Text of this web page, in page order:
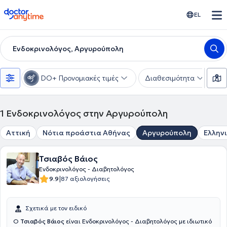
doctoranytime EL
Ενδοκρινολόγος, Αργυρούπολη
DO+ Προνομιακές τιμές Διαθεσιμότητα
1 Ενδοκρινολόγος στην Αργυρούπολη
Αττική Νότια προάστια Αθήνας Αργυρούπολη
Τσιαβός Βάιος
Ενδοκρινολόγος - Διαβητολόγος
9.9|87 αξιολογήσεις
Σχετικά με τον ειδικό
Ο Τσιαβός Βάιος είναι Ενδοκρινολόγος - Διαβητολόγος με ιδιωτικό